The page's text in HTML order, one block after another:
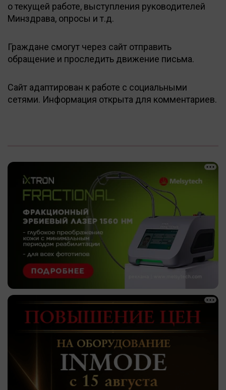
о текущей работе, выступления руководителей
Минздрава, опросы и т.д.
Граждане смогут через сайт отправить
обращение и проследить движение письма.
Сайт адаптирован к работе с социальными
сетями. Информация открыта для комментариев.